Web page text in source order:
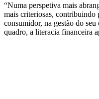
“Numa perspetiva mais
mais criteriosas, contribuindo
consumidor, na gestão do
quadro, a literacia financeira